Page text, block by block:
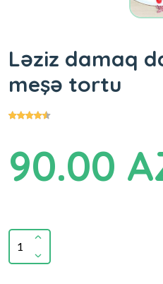
Ləziz damaq
meşə tortu
90.00